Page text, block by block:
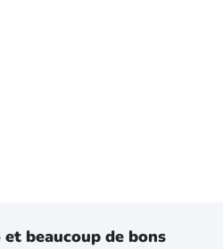
et beaucoup de bons